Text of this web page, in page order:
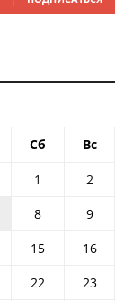
Сб Вс
1
2
8
9
15
16
22
23